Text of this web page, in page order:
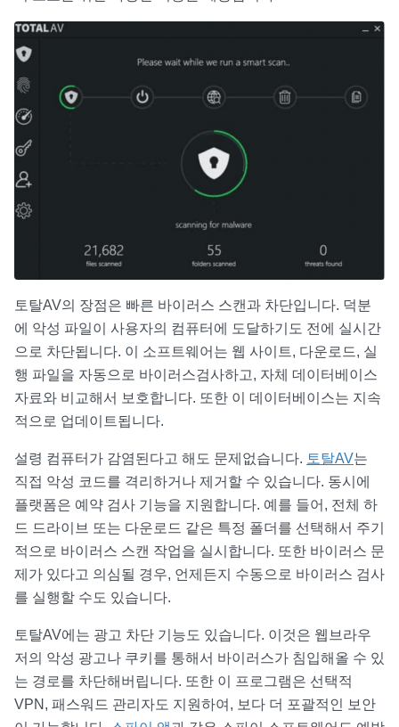
토탈AV의 장점은 빠른 바이러스 스캔과 차단입니다. 덕분
에 악성 파일이 사용자의 컴퓨터에 도달하기도 전에 실시간
으로 차단됩니다. 이 소프트웨어는 웹 사이트, 다운로드, 실
행 파일을 자동으로 바이러스검사하고, 자체 데이터베이스
자료와 비교해서 보호합니다. 또한 이 데이터베이스는 지속
적으로 업데이트됩니다.
설령 컴퓨터가 감염된다고 해도 문제없습니다. 토탈AV는
직접 악성 코드를 격리하거나 제거할 수 있습니다. 동시에
플랫폼은 예약 검사 기능을 지원합니다. 예를 들어, 전체 하
드 드라이브 또는 다운로드 같은 특정 폴더를 선택해서 주기
적으로 바이러스 스캔 작업을 실시합니다. 또한 바이러스 문
제가 있다고 의심될 경우, 언제든지 수동으로 바이러스 검사
를 실행할 수도 있습니다.
토탈AV에는 광고 차단 기능도 있습니다. 이것은 웹브라우
저의 악성 광고나 쿠키를 통해서 바이러스가 침입해올 수 있
는 경로를 차단해버립니다. 또한 이 프로그램은 선택적
VPN, 패스워드 관리자도 지원하여, 보다 더 포괄적인 보안